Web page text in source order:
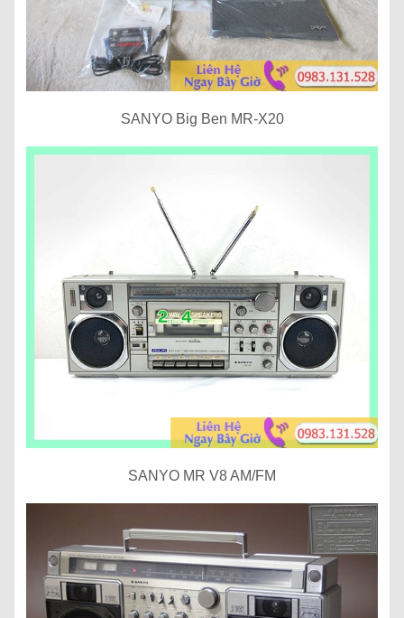
SANYO Big Ben MR-X20
SANYO MR V8 AM/FM